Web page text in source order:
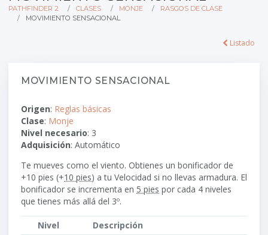
PATHFINDER 2 CLASES MONJE
RASGOS DE CLASE
MOVIMIENTO SENSACIONAL
Listado
MOVIMIENTO SENSACIONAL
Origen: Reglas básicas
Clase: Monje
Nivel necesario: 3
Adquisición: Automático
Te mueves como el viento. Obtienes un bonificador de
+10 pies (+10 pies) a tu Velocidad si no llevas armadura. El
bonificador se incrementa en 5 pies por cada 4 niveles
que tienes más allá del 3º.
Nivel
Descripción